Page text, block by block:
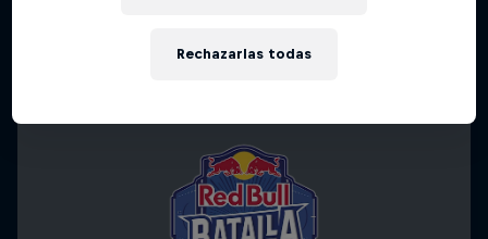
Rechazarlas todas